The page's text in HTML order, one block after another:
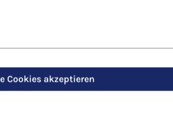
Blumen von Christel
Cookies akzeptieren